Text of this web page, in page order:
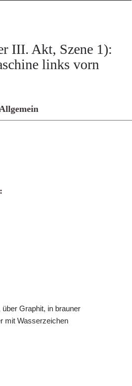
III. Akt, Szene 1):
links vorn
Graphit, in brauner
mit Wasserzeichen